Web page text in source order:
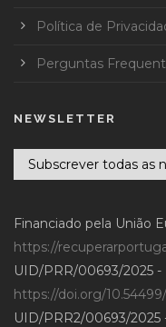
Política de
Perguntas
NEWSLETTER
Subscrever todas as
Financiado pela União
https://
UID/PRR/00693/2025 -
https://doi.org/
UID/PRR2/00693/2025